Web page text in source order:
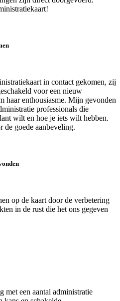
in contact gekomen, zij
voor een nieuw
haar enthousiasme. Mijn gevonden
professionals die
wilt en hoe je iets wilt hebben.
de goede aanbeveling.
op de kaart door de verbetering
in de rust die het ons gegeven
met een aantal administratie